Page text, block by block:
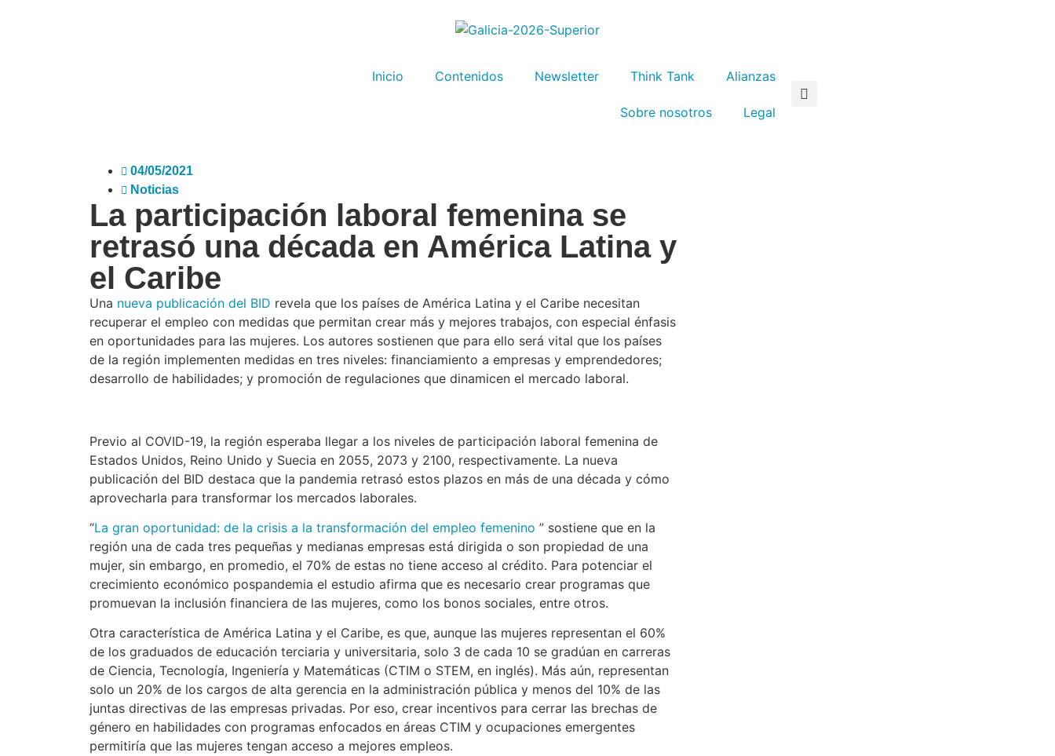
Inicio Contenidos Newsletter Think Tank Alianzas
Sobre nosotros Legal
04/05/2021
Noticias
La participación laboral femenina se
retrasó una década en América Latina y
el Caribe
Una nueva publicación del BID revela que los países de América Latina y el Caribe necesitan
recuperar el empleo con medidas que permitan crear más y mejores trabajos, con especial énfasis
en oportunidades para las mujeres. Los autores sostienen que para ello será vital que los países
de la región implementen medidas en tres niveles: financiamiento a empresas y emprendedores;
desarrollo de habilidades; y promoción de regulaciones que dinamicen el mercado laboral.
Previo al COVID-19, la región esperaba llegar a los niveles de participación laboral femenina de
Estados Unidos, Reino Unido y Suecia en 2055, 2073 y 2100, respectivamente. La nueva
publicación del BID destaca que la pandemia retrasó estos plazos en más de una década y cómo
aprovecharla para transformar los mercados laborales.
“La gran oportunidad: de la crisis a la transformación del empleo femenino ” sostiene que en la
región una de cada tres pequeñas y medianas empresas está dirigida o son propiedad de una
mujer, sin embargo, en promedio, el 70% de estas no tiene acceso al crédito. Para potenciar el
crecimiento económico pospandemia el estudio afirma que es necesario crear programas que
promuevan la inclusión financiera de las mujeres, como los bonos sociales, entre otros.
Otra característica de América Latina y el Caribe, es que, aunque las mujeres representan el 60%
de los graduados de educación terciaria y universitaria, solo 3 de cada 10 se gradúan en carreras
de Ciencia, Tecnología, Ingeniería y Matemáticas (CTIM o STEM, en inglés). Más aún, representan
solo un 20% de los cargos de alta gerencia en la administración pública y menos del 10% de las
juntas directivas de las empresas privadas. Por eso, crear incentivos para cerrar las brechas de
género en habilidades con programas enfocados en áreas CTIM y ocupaciones emergentes
permitiría que las mujeres tengan acceso a mejores empleos.